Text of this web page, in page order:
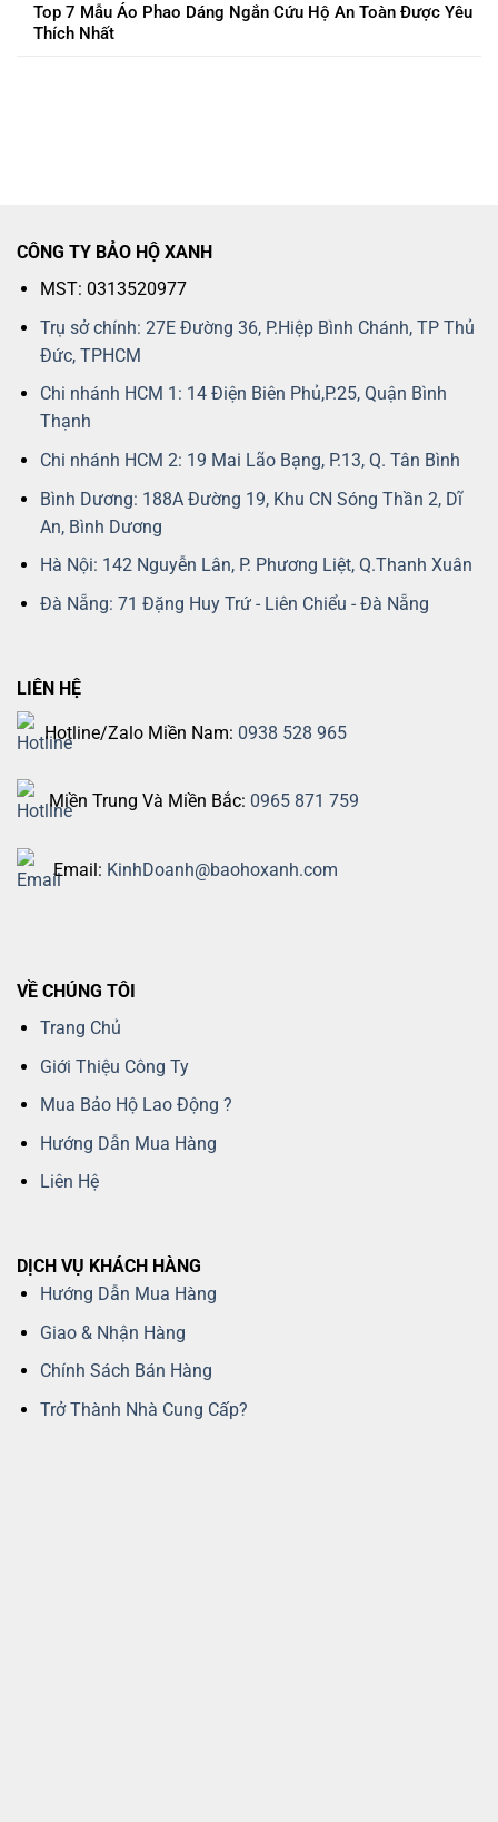
Top 7 Mẫu Áo Phao Dáng Ngắn Cứu Hộ An Toàn Được Yêu
Thích Nhất
CÔNG TY BẢO HỘ XANH
MST: 0313520977
Trụ sở chính: 27E Đường 36, P.Hiệp Bình Chánh, TP Thủ
Đức, TPHCM
Chi nhánh HCM 1: 14 Điện Biên Phủ,P.25, Quận Bình
Thạnh
Chi nhánh HCM 2: 19 Mai Lão Bạng, P.13, Q. Tân Bình
Bình Dương: 188A Đường 19, Khu CN Sóng Thần 2, Dĩ
An, Bình Dương
Hà Nội: 142 Nguyễn Lân, P. Phương Liệt, Q.Thanh Xuân
Đà Nẵng: 71 Đặng Huy Trứ - Liên Chiểu - Đà Nẵng
LIÊN HỆ
Hotline/Zalo Miền Nam: 0938 528 965
Miền Trung Và Miền Bắc: 0965 871 759
Email: KinhDoanh@baohoxanh.com
VỀ CHÚNG TÔI
Trang Chủ
Giới Thiệu Công Ty
Mua Bảo Hộ Lao Động ?
Hướng Dẫn Mua Hàng
Liên Hệ
DỊCH VỤ KHÁCH HÀNG
Hướng Dẫn Mua Hàng
Giao & Nhận Hàng
Chính Sách Bán Hàng
Trở Thành Nhà Cung Cấp?